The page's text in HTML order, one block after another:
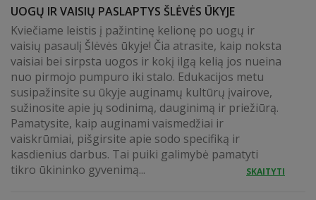
UOGŲ IR VAISIŲ PASLAPTYS ŠLĖVĖS ŪKYJE
Kviečiame leistis į pažintinę kelionę po uogų ir
vaisių pasaulį Šlėvės ūkyje! Čia atrasite, kaip noksta
vaisiai bei sirpsta uogos ir kokį ilgą kelią jos nueina
nuo pirmojo pumpuro iki stalo. Edukacijos metu
susipažinsite su ūkyje auginamų kultūrų įvairove,
sužinosite apie jų sodinimą, dauginimą ir priežiūrą.
Pamatysite, kaip auginami vaismedžiai ir
vaiskrūmiai, pišgirsite apie sodo specifiką ir
kasdienius darbus. Tai puiki galimybė pamatyti
tikro ūkininko gyvenimą...
SKAITYTI